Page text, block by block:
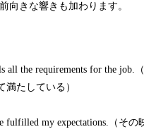
向きな響きも加わります。
all the requirements for the job.
満たしている）
fulfilled my expectations.（そ